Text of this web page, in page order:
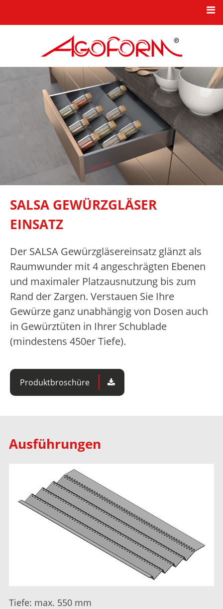
HOME
KBB-PRODUKTSERIEN
TKK-INDUSTRIEKOMPONENTEN
UNTERNEHMEN
KONTAKT
SALSA GEWÜRZGLÄSER
EINSATZ
Der SALSA Gewürzgläsereinsatz glänzt als
Raumwunder mit 4 angeschrägten Ebenen
und maximaler Platzausnutzung bis zum
Rand der Zargen. Verstauen Sie Ihre
Gewürze ganz unabhängig von Dosen auch
in Gewürztüten in Ihrer Schublade
(mindestens 450er Tiefe).
Produktbroschüre
Ausführungen
Tiefe: max. 550 mm